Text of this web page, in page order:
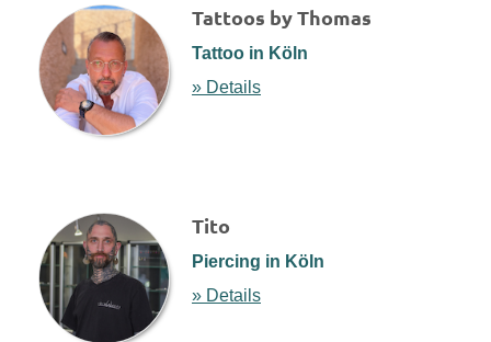
Tattoos by Thomas
Tattoo in Köln
» Details
Tito
Piercing in Köln
» Details